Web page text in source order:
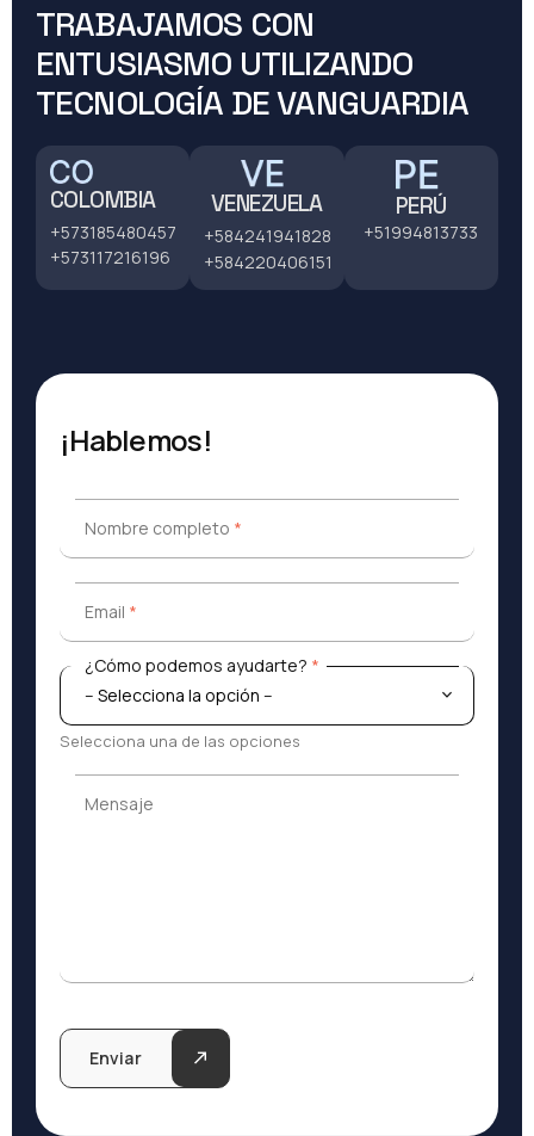
TRABAJAMOS CON
ENTUSIASMO UTILIZANDO
TECNOLOGÍA DE VANGUARDIA
COLOMBIA
+573185480457
+573117216196
VENEZUELA
+584241941828
+584220406151
PERÚ
+51994813733
¡Hablemos!
Nombre completo *
Email *
¿Cómo podemos ayudarte?
¿Cómo podemos ayudarte? *
Selecciona una de las opciones
Mensaje
Enviar